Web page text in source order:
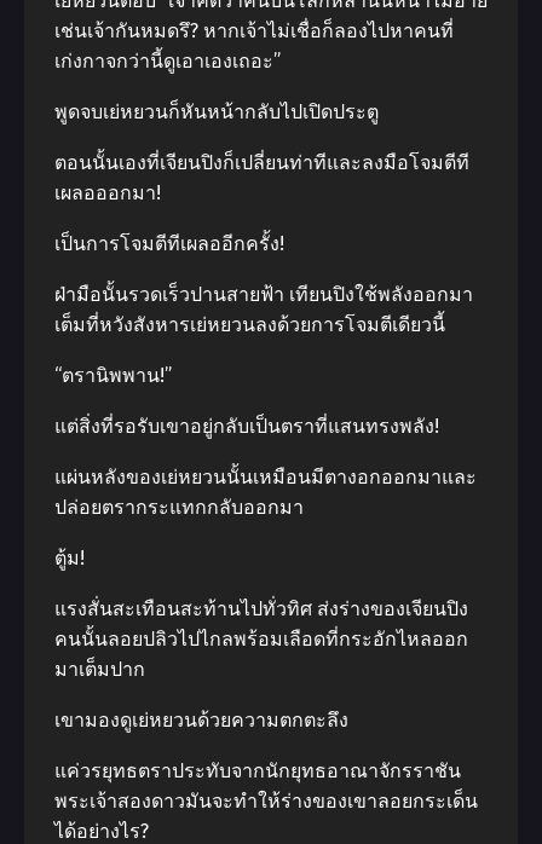
เช่นเจ้ากันหมดรึ? หากเจ้าไม่เชื่อก็ลองไปหาคนที่
เก่งกาจกว่านี้ดูเอาเองเถอะ”
พูดจบเย่หยวนก็หันหน้ากลับไปเปิดประตู
ตอนนั้นเองที่เจียนปิงก็เปลี่ยนท่าทีและลงมือโจมตีที
เผลอออกมา!
เป็นการโจมตีทีเผลออีกครั้ง!
ฝ่ามือนั้นรวดเร็วปานสายฟ้า เทียนปิงใช้พลังออกมา
เต็มที่หวังสังหารเย่หยวนลงด้วยการโจมตีเดียวนี้
“ตรานิพพาน!”
แต่สิ่งที่รอรับเขาอยู่กลับเป็นตราที่แสนทรงพลัง!
แผ่นหลังของเย่หยวนนั้นเหมือนมีตางอกออกมาและ
ปล่อยตรากระแทกกลับออกมา
ตู้ม!
แรงสั่นสะเทือนสะท้านไปทั่วทิศ ส่งร่างของเจียนปิง
คนนั้นลอยปลิวไปไกลพร้อมเลือดที่กระอักไหลออก
มาเต็มปาก
เขามองดูเย่หยวนด้วยความตกตะลึง
แค่วรยุทธตราประทับจากนักยุทธอาณาจักรราชัน
พระเจ้าสองดาวมันจะทำให้ร่างของเขาลอยกระเด็น
ได้อย่างไร?